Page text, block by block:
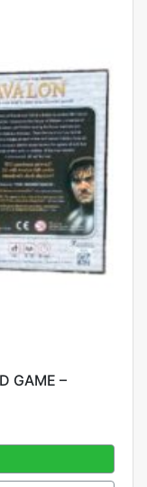
GAME –